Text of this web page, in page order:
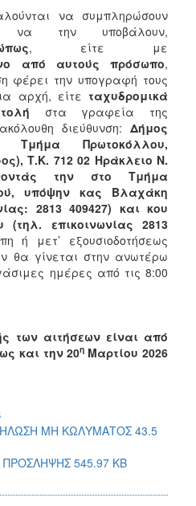
να συμπληρώσουν
την υποβάλουν,
, είτε με
από αυτούς πρόσωπο,
φέρει την υπογραφή τους
αρχή, είτε ταχυδρομικά
στα γραφεία της
διεύθυνση: Δήμος
Τμήμα Πρωτοκόλλου,
Τ.Κ. 712 02 Ηράκλειο Ν.
την στο Τμήμα
υπόψην κας Βλαχάκη
2813 409427) και κου
επικοινωνίας 2813
ή μετ’ εξουσιοδοτήσεως
θα γίνεται στην ανωτέρω
ημέρες από τις 8:00
των αιτήσεων είναι από
και την 20η Μαρτίου 2026
ΜΗ ΚΩΛΥΜΑΤΟΣ 43.5
545.97 KB